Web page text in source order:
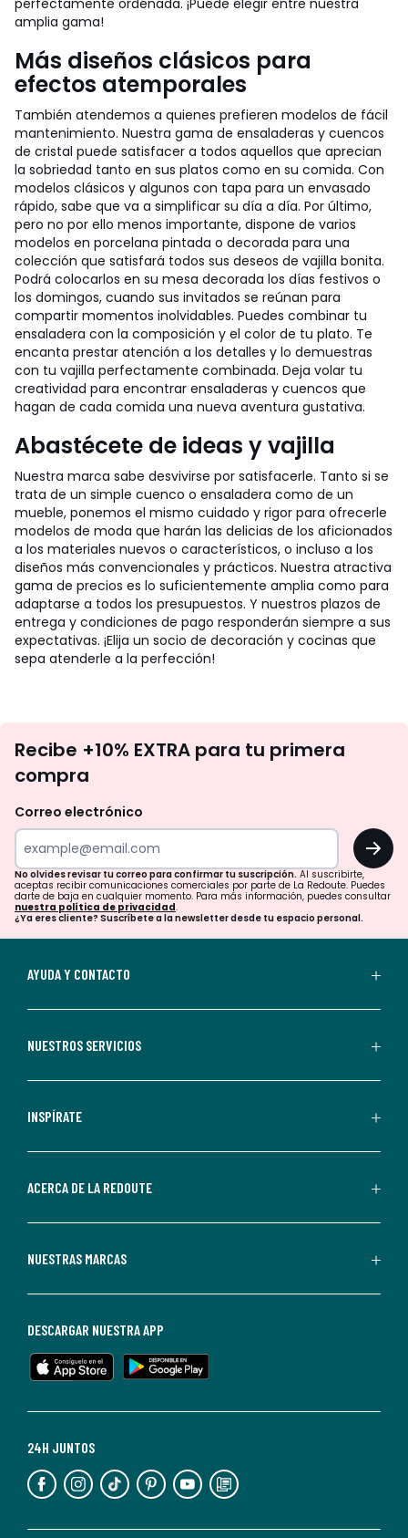
perfectamente ordenada. ¡Puede elegir entre nuestra
amplia gama!
Más diseños clásicos para
efectos atemporales
También atendemos a quienes prefieren modelos de fácil
mantenimiento. Nuestra gama de ensaladeras y cuencos
de cristal puede satisfacer a todos aquellos que aprecian
la sobriedad tanto en sus platos como en su comida. Con
modelos clásicos y algunos con tapa para un envasado
rápido, sabe que va a simplificar su día a día. Por último,
pero no por ello menos importante, dispone de varios
modelos en porcelana pintada o decorada para una
colección que satisfará todos sus deseos de vajilla bonita.
Podrá colocarlos en su mesa decorada los días festivos o
los domingos, cuando sus invitados se reúnan para
compartir momentos inolvidables. Puedes combinar tu
ensaladera con la composición y el color de tu plato. Te
encanta prestar atención a los detalles y lo demuestras
con tu vajilla perfectamente combinada. Deja volar tu
creatividad para encontrar ensaladeras y cuencos que
hagan de cada comida una nueva aventura gustativa.
Abastécete de ideas y vajilla
Nuestra marca sabe desvivirse por satisfacerle. Tanto si se
trata de un simple cuenco o ensaladera como de un
mueble, ponemos el mismo cuidado y rigor para ofrecerle
modelos de moda que harán las delicias de los aficionados
a los materiales nuevos o característicos, o incluso a los
diseños más convencionales y prácticos. Nuestra atractiva
gama de precios es lo suficientemente amplia como para
adaptarse a todos los presupuestos. Y nuestros plazos de
entrega y condiciones de pago responderán siempre a sus
expectativas. ¡Elija un socio de decoración y cocinas que
sepa atenderle a la perfección!
te
tu
para
confirmar
tu
suscripción.
aceptas
comerciales
personalizadas
parte
Redoute.
de
en
cualquier
Para
información,
puedes
Recibe +10% EXTRA para tu primera
compra
Correo electrónico
OK
No olvides revisar tu correo para confirmar tu suscripción. Al suscribirte,
aceptas recibir comunicaciones comerciales por parte de La Redoute. Puedes
darte de baja en cualquier momento. Para más información, puedes consultar
nuestra política de privacidad.
¿Ya eres cliente? Suscríbete a la newsletter desde tu espacio personal.
AYUDA Y CONTACTO
NUESTROS SERVICIOS
INSPÍRATE
ACERCA DE LA REDOUTE
NUESTRAS MARCAS
24H JUNTOS
DESCARGAR NUESTRA APP